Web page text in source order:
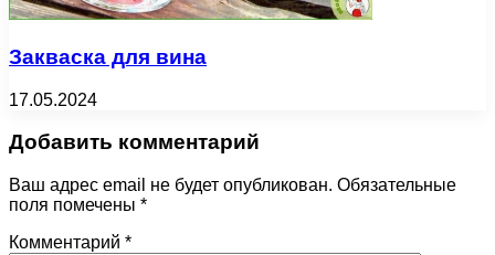
Закваска для вина
17.05.2024
Добавить комментарий
Ваш адрес email не будет опубликован. Обязательные
поля помечены *
Комментарий *